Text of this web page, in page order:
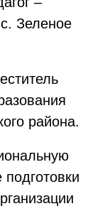
Зеленое
района.